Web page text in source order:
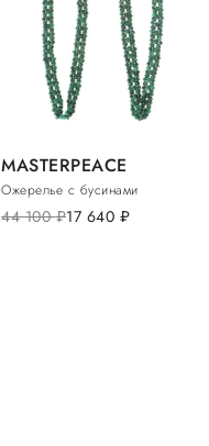
MASTERPEACE
Ожерелье с бусинами
44 100руб.17 640 руб.